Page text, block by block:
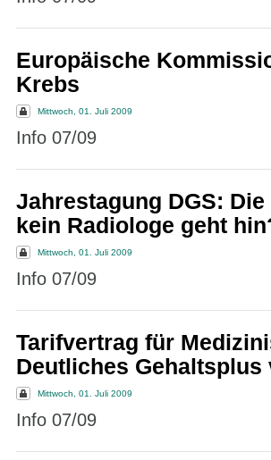
Europäische
Krebs
Mittwoch, 01. Juli 2009
Info 07/09
Jahrestagung DGS:
kein Radiologe geht
Mittwoch, 01. Juli 2009
Info 07/09
Tarifvertrag für
Deutliches Gehaltsplus
Mittwoch, 01. Juli 2009
Info 07/09